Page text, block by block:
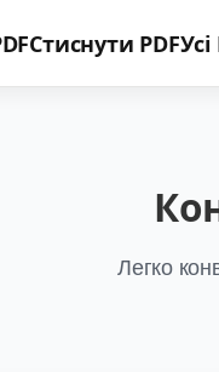
Стиснути PDF
Легко